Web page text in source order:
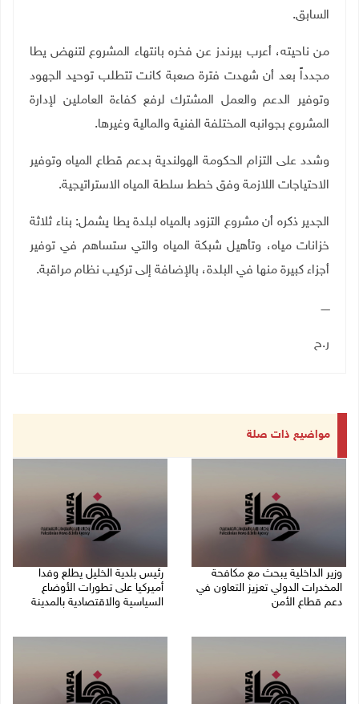
السابق.
من ناحيته، أعرب بيرندز عن فخره بانتهاء المشروع لتنهض يطا
مجدداً بعد أن شهدت فترة صعبة كانت تتطلب توحيد الجهود
وتوفير الدعم والعمل المشترك لرفع كفاءة العاملين لإدارة
المشروع بجوانبه المختلفة الفنية والمالية وغيرها.
وشدد على التزام الحكومة الهولندية بدعم قطاع المياه وتوفير
الاحتياجات اللازمة وفق خطط سلطة المياه الاستراتيجية.
الجدير ذكره أن مشروع التزود بالمياه لبلدة يطا يشمل: بناء ثلاثة
خزانات مياه، وتأهيل شبكة المياه والتي ستساهم في توفير
أجزاء كبيرة منها في البلدة، بالإضافة إلى تركيب نظام مراقبة.
ـــــ
ر.ح
مواضيع ذات صلة
وزير الداخلية يبحث مع مكافحة
المخدرات الدولي تعزيز التعاون في
دعم قطاع الأمن
رئيس بلدية الخليل يطلع وفدا
أميركيا على تطورات الأوضاع
السياسية والاقتصادية بالمدينة